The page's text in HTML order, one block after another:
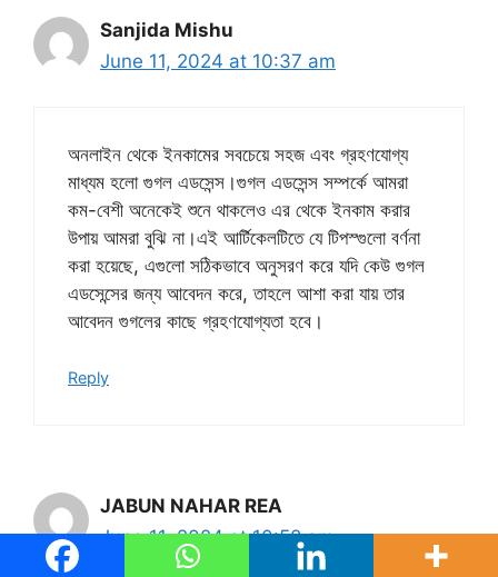
Sanjida Mishu
June 11, 2024 at 10:37 am
অনলাইন থেকে ইনকামের সবচেয়ে সহজ এবং গ্রহণযোগ্য
মাধ্যম হলো গুগল এডসেন্স।গুগল এডসেন্স সম্পর্কে আমরা
কম-বেশী অনেকেই শুনে থাকলেও এর থেকে ইনকাম করার
উপায় আমরা বুঝি না।এই আর্টিকেলটিতে যে টিপস্গুলো বর্ণনা
করা হয়েছে, এগুলো সঠিকভাবে অনুসরণ করে যদি কেউ গুগল
এডসেন্সের জন্য আবেদন করে, তাহলে আশা করা যায় তার
আবেদন গুগলের কাছে গ্রহণযোগ্যতা হবে।
Reply
JABUN NAHAR REA
June 11, 2024 at 10:58 am